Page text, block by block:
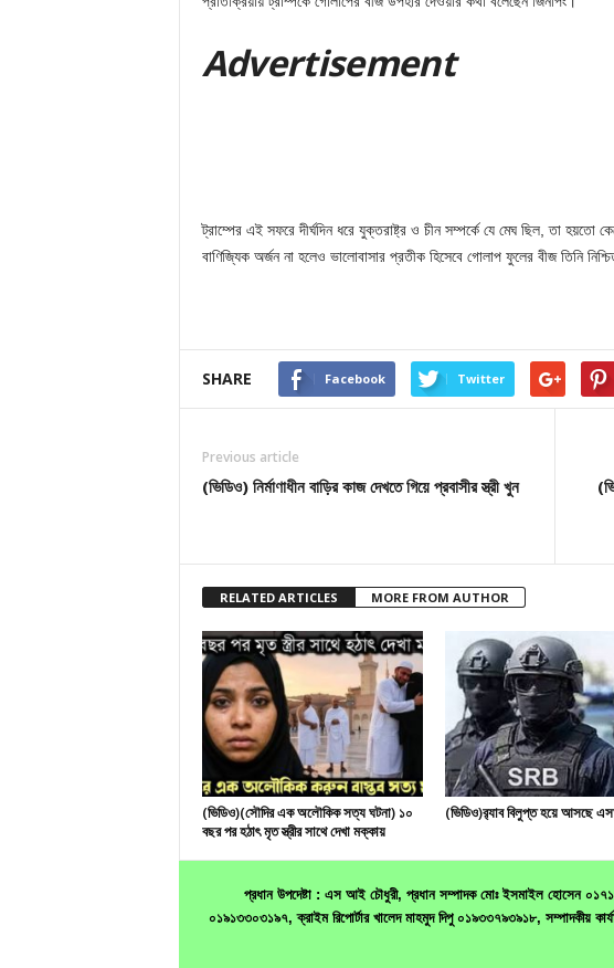
Advertisement
ট্রাম্পের এই সফরে দীর্ঘদিন ধরে যুক্তরাষ্ট্র ও চীন সম্পর্কে যে মেঘ ছিল, তা হয়তো
বাণিজ্যিক অর্জন না হলেও ভালোবাসার প্রতীক হিসেবে গোলাপ ফুলের বীজ তিনি
SHARE Facebook Twitter
Previous article
(ভিডিও) নির্মাণাধীন বাড়ির কাজ দেখতে গিয়ে প্রবাসীর স্ত্রী খুন
RELATED ARTICLES MORE FROM AUTHOR
(ভিডিও)(সৌদির এক অলৌকিক সত্য ঘটনা) ১০
বছর পর হঠাৎ মৃত স্ত্রীর সাথে দেখা মক্কায়
(ভিডিও)র‌্যাব বিলুপ্ত হয়ে আসছে
প্রধান উপদেষ্টা : এস আই চৌধুরী, প্রধান সম্পাদক মোঃ ইসমাইল হোসেন
০১৯১৩৩০৩১৯৭, ক্রাইম রিপোর্টার খালেদ মাহমুদ দিপু ০১৯৩৩৭৯৩৯১৮,